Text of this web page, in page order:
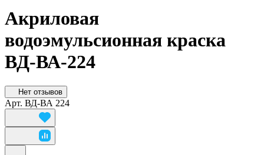
Акриловая
водоэмульсионная краска
ВД-ВА-224
Нет отзывов
Арт. ВД-ВА 224